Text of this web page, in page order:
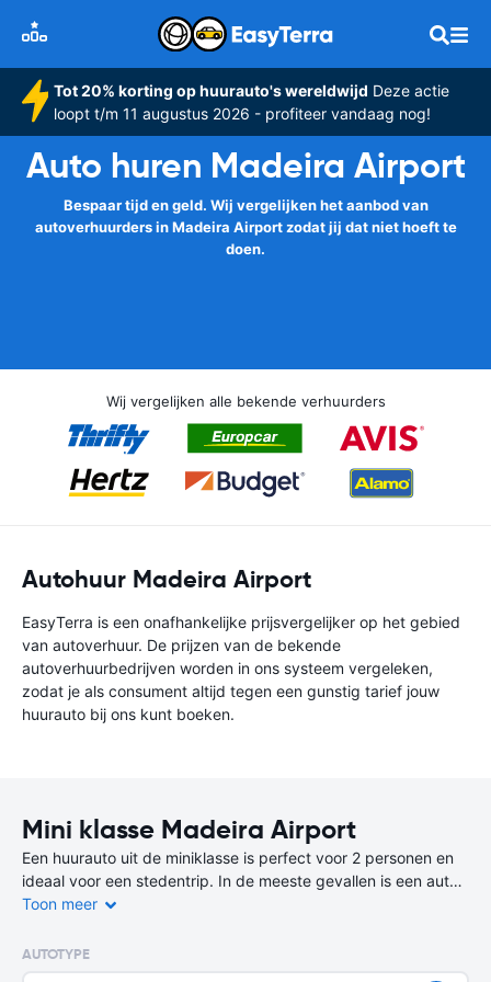
Tot 20% korting op huurauto's wereldwijd Deze actie
loopt t/m 11 augustus 2026 - profiteer vandaag nog!
Auto huren Madeira Airport
Bespaar tijd en geld. Wij vergelijken het aanbod van
autoverhuurders in Madeira Airport zodat jij dat niet hoeft te
doen.
Wij vergelijken alle bekende verhuurders
Autohuur Madeira Airport
EasyTerra is een onafhankelijke prijsvergelijker op het gebied
van autoverhuur. De prijzen van de bekende
autoverhuurbedrijven worden in ons systeem vergeleken,
zodat je als consument altijd tegen een gunstig tarief jouw
huurauto bij ons kunt boeken.
Mini klasse Madeira Airport
Een huurauto uit de miniklasse is perfect voor 2 personen en
ideaal voor een stedentrip. In de meeste gevallen is een auto
uit de miniklasse de goedkoopste en zuinigste keuze.
Er zijn op deze bestemming niet alleen 2-deurs huurauto’s
beschikbaar, maar ook 4-deurs varianten Een auto uit deze
Toon meer
AUTOTYPE